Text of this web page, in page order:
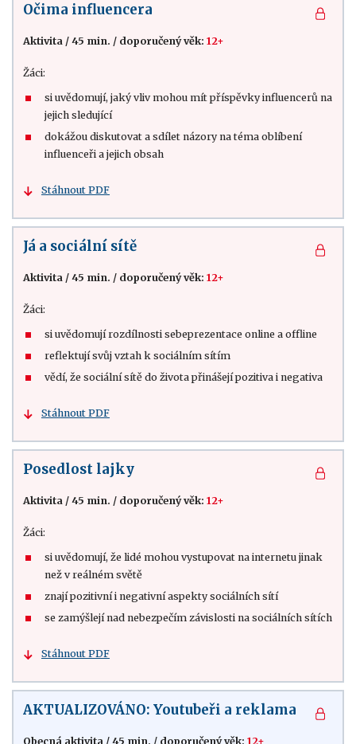
Očima influencera
Aktivita / 45 min. / doporučený věk: 12+
Žáci:
si uvědomují, jaký vliv mohou mít příspěvky influencerů na
jejich sledující
dokážou diskutovat a sdílet názory na téma oblíbení
influenceři a jejich obsah
Stáhnout PDF
Já a sociální sítě
Aktivita / 45 min. / doporučený věk: 12+
Žáci:
si uvědomují rozdílnosti sebeprezentace online a offline
reflektují svůj vztah k sociálním sítím
vědí, že sociální sítě do života přinášejí pozitiva i negativa
Stáhnout PDF
Posedlost lajky
Aktivita / 45 min. / doporučený věk: 12+
Žáci:
si uvědomují, že lidé mohou vystupovat na internetu jinak
než v reálném světě
znají pozitivní i negativní aspekty sociálních sítí
se zamýšlejí nad nebezpečím závislosti na sociálních sítích
Stáhnout PDF
AKTUALIZOVÁNO: Youtubeři a reklama
Obecná aktivita / 45 min. / doporučený věk: 12+